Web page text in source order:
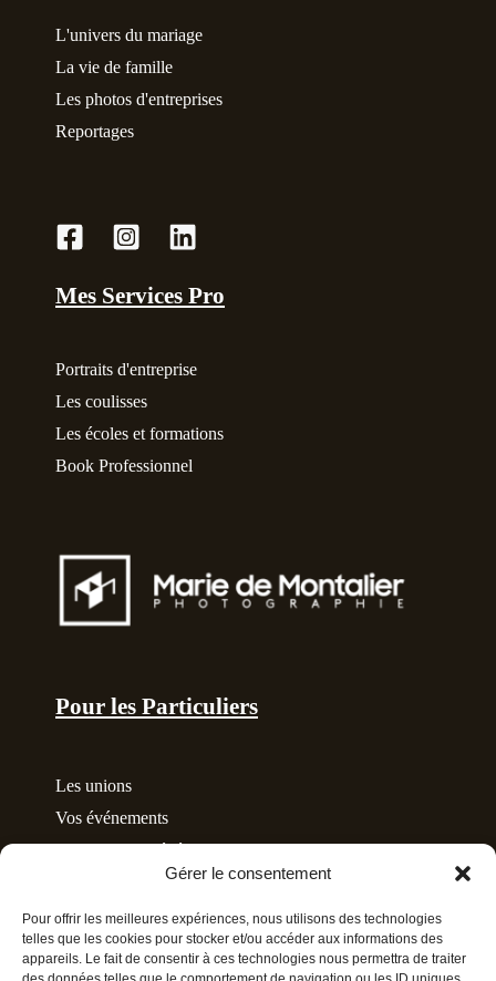
Gérer le consentement
Pour offrir les meilleures expériences, nous utilisons des technologies
telles que les cookies pour stocker et/ou accéder aux informations des
appareils. Le fait de consentir à ces technologies nous permettra de traiter
L'univers du mariage
La vie de famille
Les photos d'entreprises
Reportages
Mes Services Pro
Portraits d'entreprise
Les coulisses
Les écoles et formations
Book Professionnel
Pour les Particuliers
Les unions
Vos événements
Grossesse et Bébé
Album de famille